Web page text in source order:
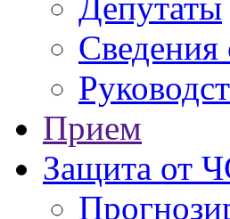
Сведения
Прием
Защита от